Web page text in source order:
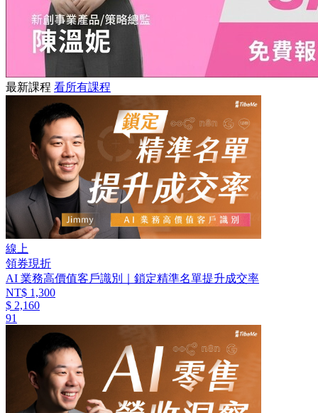
最新課程 看所有課程
線上
領券現折
AI 業務高價值客戶識別｜鎖定精準名單提升成交率
NT$ 1,300
$ 2,160
91